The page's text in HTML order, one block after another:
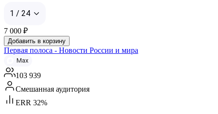
1 / 24
7 000 ₽
Добавить в корзину
Первая полоса - Новости России и мира
Max
103 939
Смешанная аудитория
ERR 32%